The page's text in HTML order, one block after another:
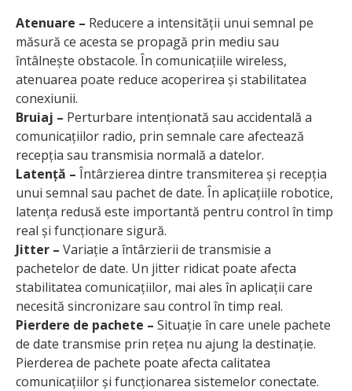
Atenuare – Reducere a intensității unui semnal pe
măsură ce acesta se propagă prin mediu sau
întâlnește obstacole. În comunicațiile wireless,
atenuarea poate reduce acoperirea și stabilitatea
conexiunii.
Bruiaj – Perturbare intenționată sau accidentală a
comunicațiilor radio, prin semnale care afectează
recepția sau transmisia normală a datelor.
Latență – Întârzierea dintre transmiterea și recepția
unui semnal sau pachet de date. În aplicațiile robotice,
latența redusă este importantă pentru control în timp
real și funcționare sigură.
Jitter – Variație a întârzierii de transmisie a
pachetelor de date. Un jitter ridicat poate afecta
stabilitatea comunicațiilor, mai ales în aplicații care
necesită sincronizare sau control în timp real.
Pierdere de pachete – Situație în care unele pachete
de date transmise prin rețea nu ajung la destinație.
Pierderea de pachete poate afecta calitatea
comunicațiilor și funcționarea sistemelor conectate.